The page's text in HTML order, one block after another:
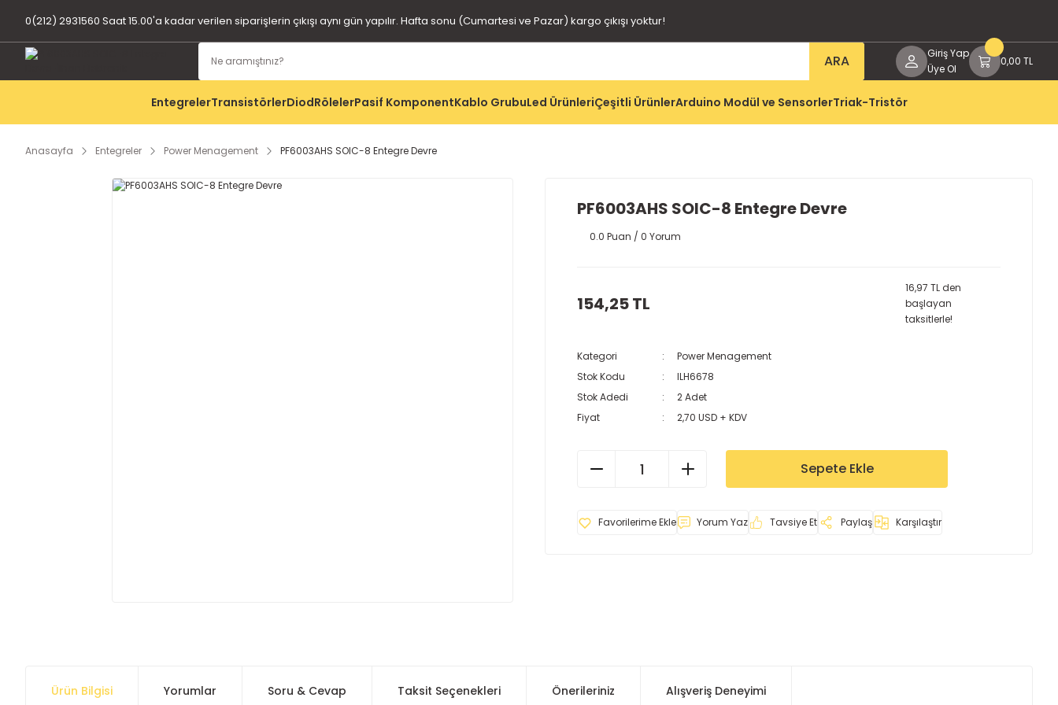
0(212) 2931560 Saat 15.00'a kadar verilen siparişlerin çıkışı aynı gün yapılır. Hafta sonu (Cumartesi ve Pazar) kargo çıkışı yoktur!
ARA
Giriş Yap
Üye Ol
0,00 TL
EntegrelerTransistörlerDiodRölelerPasif KomponentKablo GrubuLed ÜrünleriÇeşitli ÜrünlerArduino Modül ve SensorlerTriak-Tristör
Anasayfa Entegreler Power Menagement PF6003AHS SOIC-8 Entegre Devre
PF6003AHS SOIC-8 Entegre Devre
0.0 Puan / 0 Yorum
154,25 TL
16,97 TL den
başlayan
taksitlerle!
Kategori
Power Menagement
Stok Kodu
ILH6678
Stok Adedi
2 Adet
Fiyat
2,70 USD + KDV
Sepete Ekle
Yorum Yaz Tavsiye Et Paylaş Karşılaştır
Ürün Bilgisi Yorumlar Soru & Cevap Taksit Seçenekleri Önerileriniz Alışveriş Deneyimi